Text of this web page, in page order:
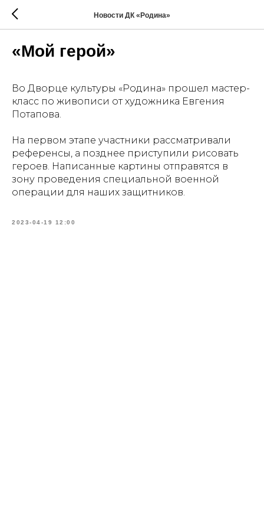
Новости ДК «Родина»
«Мой герой»
Во Дворце культуры «Родина» прошел мастер-
класс по живописи от художника Евгения
Потапова.
На первом этапе участники рассматривали
референсы, а позднее приступили рисовать
героев. Написанные картины отправятся в
зону проведения специальной военной
операции для наших защитников.
2023-04-19 12:00